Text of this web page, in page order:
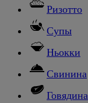
Ризотто
Супы
Ньокки
Свинина
Говядина